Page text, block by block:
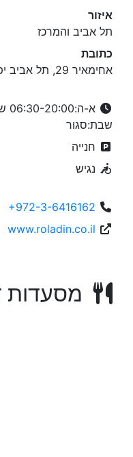
איזור
תל אביב והמרכז
כתובת
אחימאיר 29, תל אביב יפו
שבת:סגור
חנייה
נגיש
+972-3-6416162
www.roladin.co.il
מסעדות